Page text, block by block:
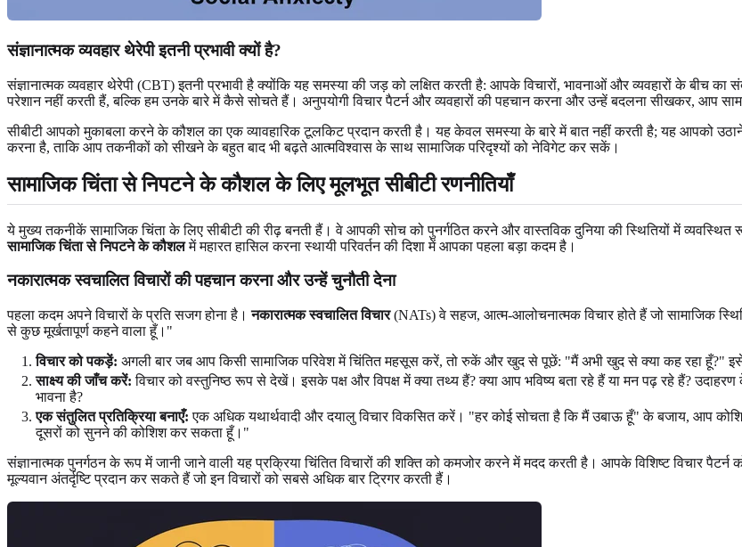
संज्ञानात्मक व्यवहार थेरेपी इतनी प्रभावी क्यों है?
संज्ञानात्मक व्यवहार थेरेपी (CBT) इतनी प्रभावी है क्योंकि यह समस्या की जड़ को लक्षित करती है: आपके विचारों, भावनाओं और व्यवहारों के बीच का
परेशान नहीं करती हैं, बल्कि हम उनके बारे में कैसे सोचते हैं। अनुपयोगी विचार पैटर्न और व्यवहारों की पहचान करना और उन्हें बदलना सीखकर, आप
सीबीटी आपको मुकाबला करने के कौशल का एक व्यावहारिक टूलकिट प्रदान करती है। यह केवल समस्या के बारे में बात नहीं करती है; यह आपको
करना है, ताकि आप तकनीकों को सीखने के बहुत बाद भी बढ़ते आत्मविश्वास के साथ सामाजिक परिदृश्यों को नेविगेट कर सकें।
सामाजिक चिंता से निपटने के कौशल के लिए मूलभूत सीबीटी रणनीतियाँ
ये मुख्य तकनीकें सामाजिक चिंता के लिए सीबीटी की रीढ़ बनती हैं। वे आपकी सोच को पुनर्गठित करने और वास्तविक दुनिया की स्थितियों में
सामाजिक चिंता से निपटने के कौशलमें महारत हासिल करना स्थायी परिवर्तन की दिशा में आपका पहला बड़ा कदम है।
नकारात्मक स्वचालित विचारों की पहचान करना और उन्हें चुनौती देना
पहला कदम अपने विचारों के प्रति सजग होना है।नकारात्मक स्वचालित विचार(NATs) वे सहज, आत्म-आलोचनात्मक विचार होते हैं जो सामाजिक
से कुछ मूर्खतापूर्ण कहने वाला हूँ।"
विचार को पकड़ें: अगली बार जब आप किसी सामाजिक परिवेश में चिंतित महसूस करें, तो रुकें और खुद से पूछें: "मैं अभी खुद से क्या कह रहा हूँ?"
साक्ष्य की जाँच करें: विचार को वस्तुनिष्ठ रूप से देखें। इसके पक्ष और विपक्ष में क्या तथ्य हैं? क्या आप भविष्य बता रहे हैं या मन पढ़ रहे हैं?
भावना है?
एक संतुलित प्रतिक्रिया बनाएँ: एक अधिक यथार्थवादी और दयालु विचार विकसित करें। "हर कोई सोचता है कि मैं उबाऊ हूँ" के बजाय, आप
दूसरों को सुनने की कोशिश कर सकता हूँ।"
संज्ञानात्मक पुनर्गठन के रूप में जानी जाने वाली यह प्रक्रिया चिंतित विचारों की शक्ति को कमजोर करने में मदद करती है। आपके विशिष्ट विचार
मूल्यवान अंतर्दृष्टि प्रदान कर सकते हैं जो इन विचारों को सबसे अधिक बार ट्रिगर करती हैं।